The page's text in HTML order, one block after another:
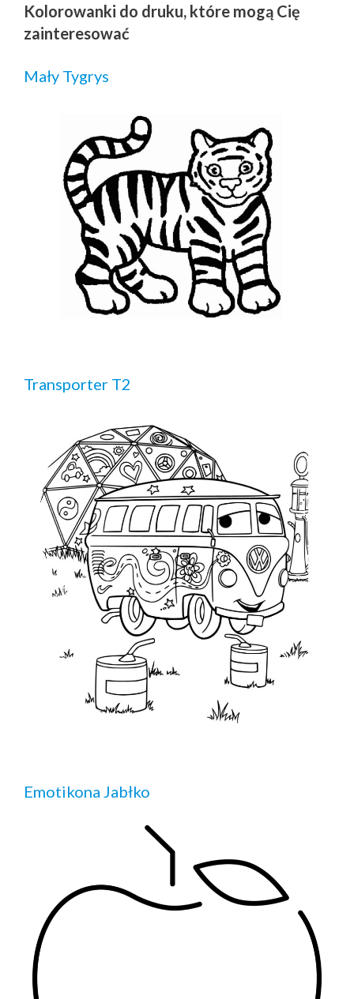
Kolorowanki do druku, które mogą Cię
zainteresować
Mały Tygrys
Transporter T2
Emotikona Jabłko